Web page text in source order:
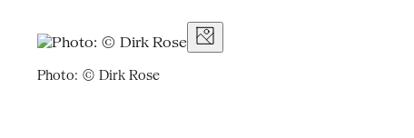
Photo: © Dirk Rose